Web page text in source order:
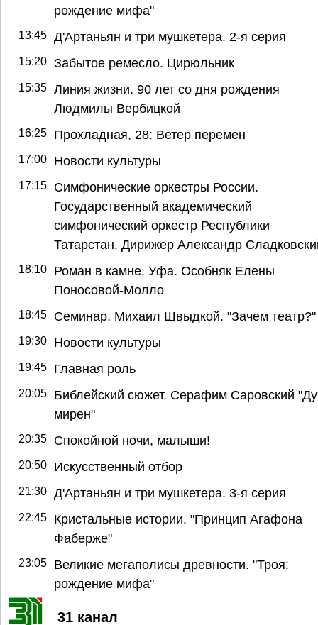
рождение мифа"
13:45 Д'Артаньян и три мушкетера. 2-я серия
15:20 Забытое ремесло. Цирюльник
15:35 Линия жизни. 90 лет со дня рождения
Людмилы Вербицкой
16:25 Прохладная, 28: Ветер перемен
17:00 Новости культуры
17:15
Симфонические оркестры России.
Государственный академический
симфонический оркестр Республики
Татарстан. Дирижер Александр
18:10
Роман в камне. Уфа. Особняк Елены
Поносовой-Молло
18:45 Семинар. Михаил Швыдкой. "Зачем театр?"
19:30 Новости культуры
19:45 Главная роль
20:05
Библейский сюжет. Серафим Саровский
мирен"
20:35 Спокойной ночи, малыши!
20:50 Искусственный отбор
21:30 Д'Артаньян и три мушкетера. 3-я серия
22:45
Кристальные истории. "Принцип Агафона
Фаберже"
23:05
Великие мегаполисы древности. "Троя:
рождение мифа"
31 канал